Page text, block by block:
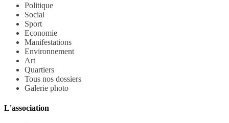
Politique
Social
Sport
Economie
Manifestations
Environnement
Art
Quartiers
Tous nos dossiers
Galerie photo
L'association